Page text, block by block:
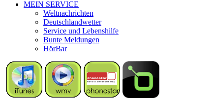
MEIN SERVICE
Weltnachrichten
Deutschlandwetter
Service und Lebenshilfe
Bunte Meldungen
HörBar